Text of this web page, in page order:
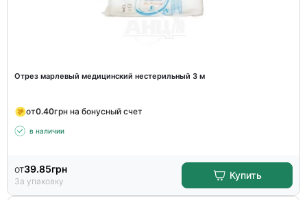
Отрез марлевый медицинский нестерильный 3 м
от0.40грн на бонусный счет
в наличии
от39.85грн
За упаковку
Купить